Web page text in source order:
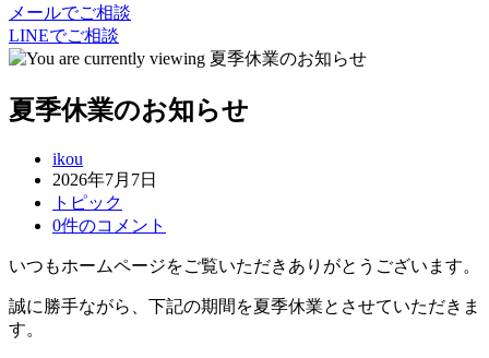
メールでご相談
LINEでご相談
夏季休業のお知らせ
投
稿
者:
ikou
投
稿
公
日:
2026年7月7日
投
稿
テ
リ
トピック
投
コ
ン
0件のコメント
いつもホームページをご覧いただきありがとうございます。
誠に勝手ながら、下記の期間を夏季休業とさせていただきま
す。